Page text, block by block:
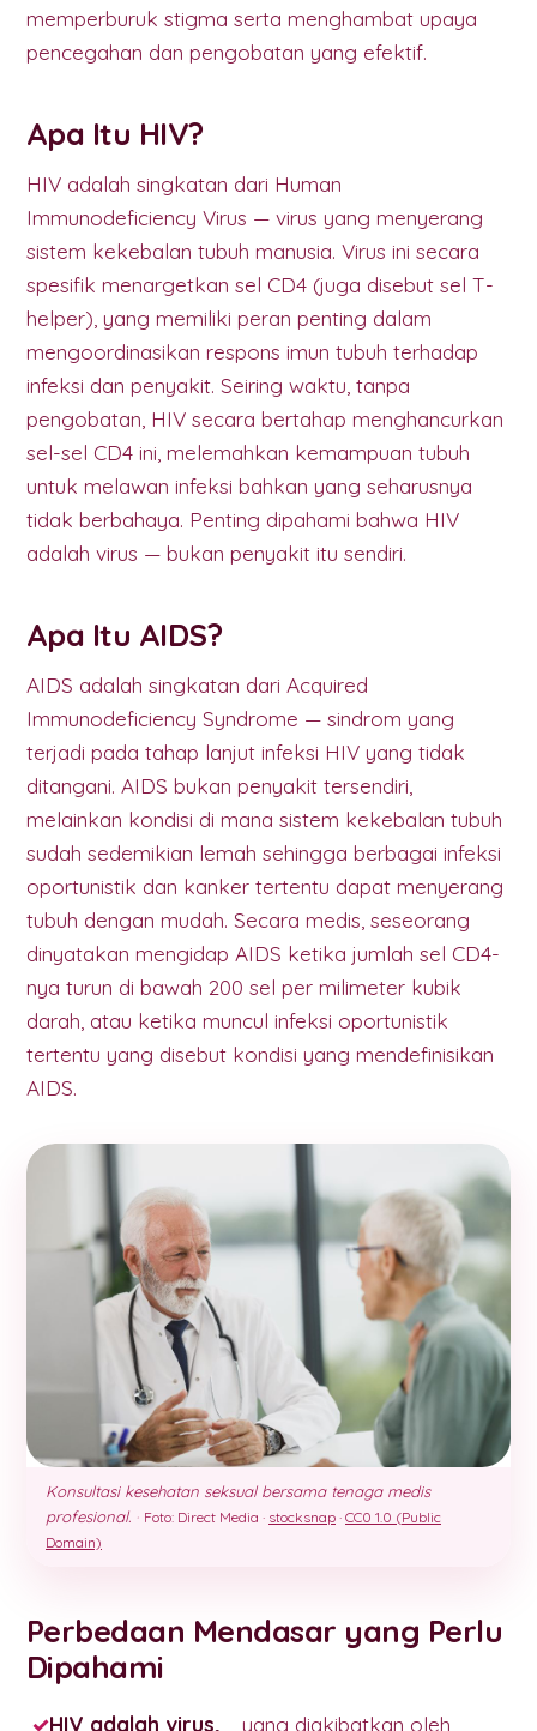
memperburuk stigma serta menghambat upaya
pencegahan dan pengobatan yang efektif.
Apa Itu HIV?
HIV adalah singkatan dari Human
Immunodeficiency Virus — virus yang menyerang
sistem kekebalan tubuh manusia. Virus ini secara
spesifik menargetkan sel CD4 (juga disebut sel T-
helper), yang memiliki peran penting dalam
mengoordinasikan respons imun tubuh terhadap
infeksi dan penyakit. Seiring waktu, tanpa
pengobatan, HIV secara bertahap menghancurkan
sel-sel CD4 ini, melemahkan kemampuan tubuh
untuk melawan infeksi bahkan yang seharusnya
tidak berbahaya. Penting dipahami bahwa HIV
adalah virus — bukan penyakit itu sendiri.
Apa Itu AIDS?
AIDS adalah singkatan dari Acquired
Immunodeficiency Syndrome — sindrom yang
terjadi pada tahap lanjut infeksi HIV yang tidak
ditangani. AIDS bukan penyakit tersendiri,
melainkan kondisi di mana sistem kekebalan tubuh
sudah sedemikian lemah sehingga berbagai infeksi
oportunistik dan kanker tertentu dapat menyerang
tubuh dengan mudah. Secara medis, seseorang
dinyatakan mengidap AIDS ketika jumlah sel CD4-
nya turun di bawah 200 sel per milimeter kubik
darah, atau ketika muncul infeksi oportunistik
tertentu yang disebut kondisi yang mendefinisikan
AIDS.
Konsultasi kesehatan seksual bersama tenaga medis
profesional. · Foto: Direct Media · stocksnap · CC0 1.0 (Public
Domain)
Perbedaan Mendasar yang Perlu
Dipahami
HIV adalah virus, yang diakibatkan oleh